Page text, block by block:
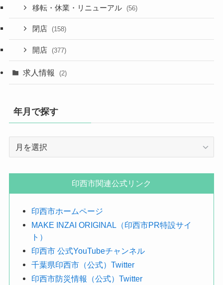
移転・休業・リニューアル (56)
閉店 (158)
開店 (377)
求人情報 (2)
年月で探す
す
印西市関連公式リンク
印西市ホームページ
MAKE INZAI ORIGINAL（印西市PR特設サイ
ト）
印西市 公式YouTubeチャンネル
千葉県印西市（公式）Twitter
印西市防災情報（公式）Twitter